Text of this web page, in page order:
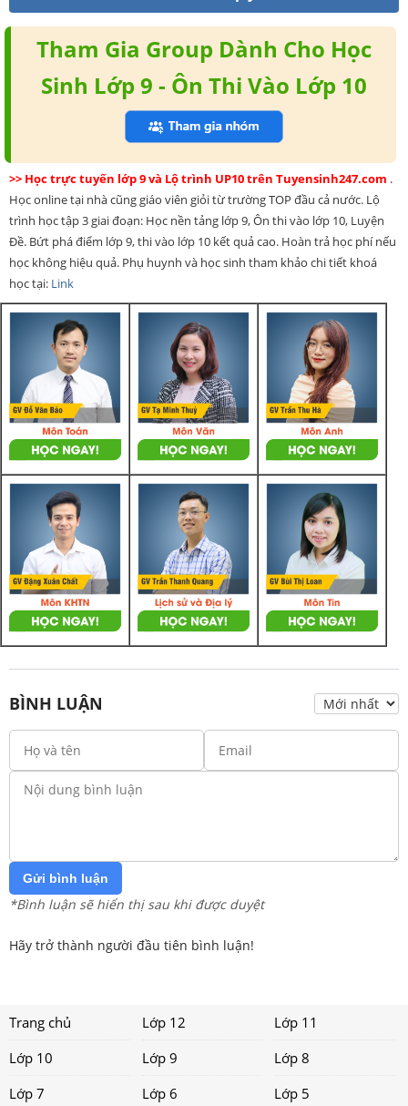
Tham Gia Group Dành Cho Học
Sinh Lớp 9 - Ôn Thi Vào Lớp 10
>> Học trực tuyến lớp 9 và Lộ trình UP10 trên Tuyensinh247.com .
Học online tại nhà cũng giáo viên giỏi từ trường TOP đầu cả nước. Lộ
trình học tập 3 giai đoạn: Học nền tảng lớp 9, Ôn thi vào lớp 10, Luyện
Đề. Bứt phá điểm lớp 9, thi vào lớp 10 kết quả cao. Hoàn trả học phí nếu
học không hiệu quả. Phụ huynh và học sinh tham khảo chi tiết khoá
học tại: Link
BÌNH LUẬN
Gửi bình luận
*Bình luận sẽ hiển thị sau khi được duyệt
Hãy trở thành người đầu tiên bình luận!
Trang chủ Lớp 12
Lớp 11
Lớp 10
Lớp 9
Lớp 8
Lớp 7
Lớp 6 Lớp 5